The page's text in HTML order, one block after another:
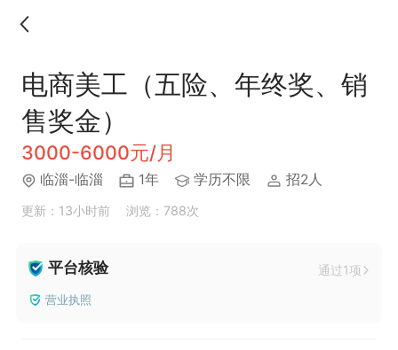
电商美工（五险、年终奖、销
售奖金）
3000-6000元/月
临淄-临淄 1年 学历不限 招2人
更新：13小时前 浏览：788次
平台核验 通过1项
营业执照